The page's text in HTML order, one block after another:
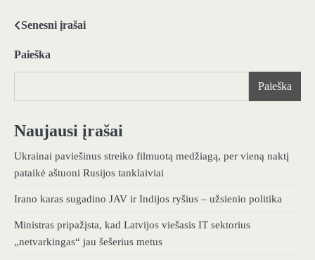
Navigacija
tarp
Senesni įrašai
Paieška
Paieška
Naujausi įrašai
Ukrainai paviešinus streiko filmuotą medžiagą, per vieną naktį
pataikė aštuoni Rusijos tanklaiviai
Irano karas sugadino JAV ir Indijos ryšius – užsienio politika
Ministras pripažįsta, kad Latvijos viešasis IT sektorius
„netvarkingas“ jau šešerius metus